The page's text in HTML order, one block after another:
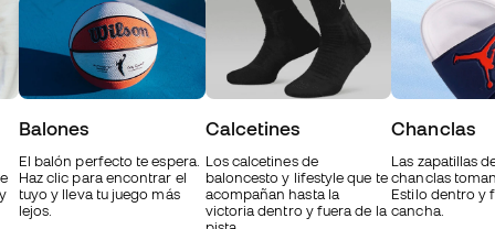
Balones
El balón perfecto te espera.
Haz clic para encontrar el
tuyo y lleva tu juego más
lejos.
Calcetines
Los calcetines de
baloncesto y lifestyle que te
acompañan hasta la
victoria dentro y fuera de la
Chanclas
Las zapatillas
chanclas
Estilo dentro y
cancha.